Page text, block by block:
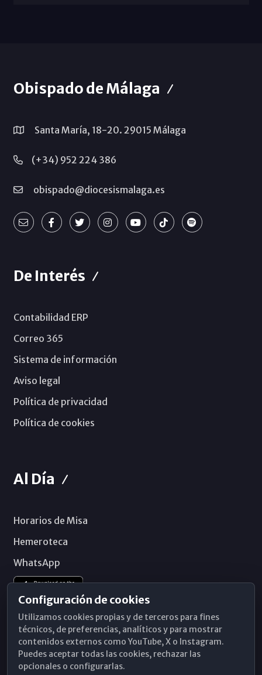
Obispado de Málaga
Santa María, 18-20. 29015 Málaga
(+34) 952 224 386
obispado@diocesismalaga.es
De Interés
Contabilidad ERP
Correo 365
Sistema de información
Aviso legal
Política de privacidad
Política de cookies
Al Día
Horarios de Misa
Hemeroteca
WhatsApp
Configuración de cookies
Utilizamos cookies propias y de terceros para fines
técnicos, de preferencias, analíticos y para mostrar
contenidos externos como YouTube, X o Instagram.
Puedes aceptar todas las cookies, rechazar las
opcionales o configurarlas.